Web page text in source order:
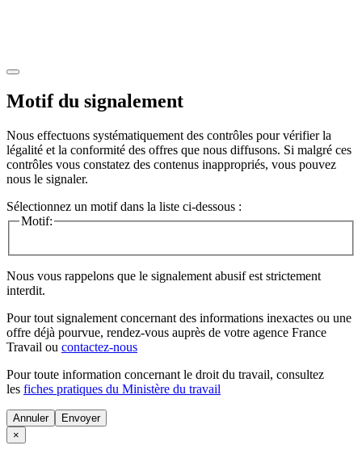
Motif du signalement
Nous effectuons systématiquement des contrôles pour vérifier la
légalité et la conformité des offres que nous diffusons. Si malgré ces
contrôles vous constatez des contenus inappropriés, vous pouvez
nous le signaler.
Sélectionnez un motif dans la liste ci-dessous :
Motif:
Nous vous rappelons que le signalement abusif est strictement
interdit.
Pour tout signalement concernant des informations inexactes ou une
offre déjà pourvue, rendez-vous auprès de votre agence France
Travail ou contactez-nous
Pour toute information concernant le droit du travail, consultez
les fiches pratiques du Ministère du travail
Annuler
×